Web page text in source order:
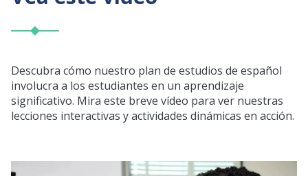
Descubra cómo nuestro plan de estudios de español
involucra a los estudiantes en un aprendizaje
significativo. Mira este breve vídeo para ver nuestras
lecciones interactivas y actividades dinámicas en acción.